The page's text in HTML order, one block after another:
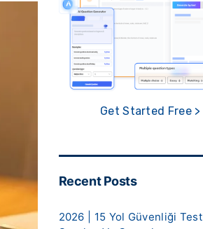
Get Started Free >
Recent Posts
2026 | 15 Yol Güvenliği Test